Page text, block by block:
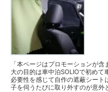
「本ページはプロモーションが
大の目的は車中泊SOLIOで初め
必要性を感じて自作の遮蔽シー
子を伺うたびに取り外すのが意外